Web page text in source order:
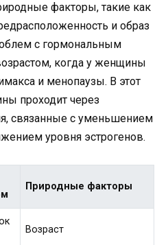
факторы, такие как
и образ
с гормональным
когда у женщины
и менопаузы. В этот
проходит через
связанные с уменьшением
уровня эстрогенов.
Природные факторы
Возраст